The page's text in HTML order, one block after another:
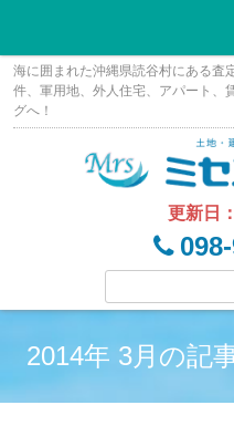
Skip
content
海に囲まれた沖縄県読谷村にある査
件、軍用地、外人住宅、アパート、
グへ！
更新日
2014年 3月の記